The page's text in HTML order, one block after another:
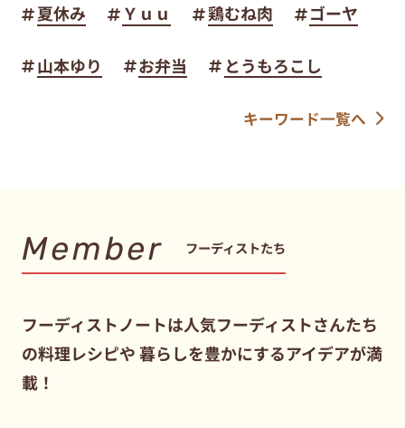
夏休み Ｙｕｕ 鶏むね肉 ゴーヤ
山本ゆり お弁当 とうもろこし
キーワード一覧へ
Member フーディストたち
フーディストノートは人気フーディストさんたち
の料理レシピや暮らしを豊かにするアイデアが満
載！